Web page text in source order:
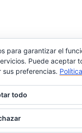
para garantizar el
Puede aceptar
sus preferencias.
todo